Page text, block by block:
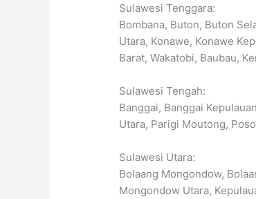
Sulawesi Tenggara:
Bombana, Buton, Buton
Utara, Konawe, Konawe
Barat, Wakatobi, Baubau,
Sulawesi Tengah:
Banggai, Banggai
Utara, Parigi Moutong,
Sulawesi Utara:
Bolaang Mongondow,
Mongondow Utara,